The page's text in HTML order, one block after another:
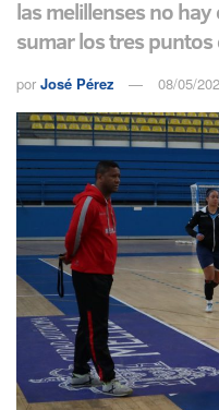
las melillenses no
sumar los tres puntos
por José Pérez 08/05/